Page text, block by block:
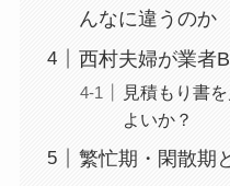
んなに違うのか
西村夫婦が業者
見積もり書
よいか？
繁忙期・閑散期